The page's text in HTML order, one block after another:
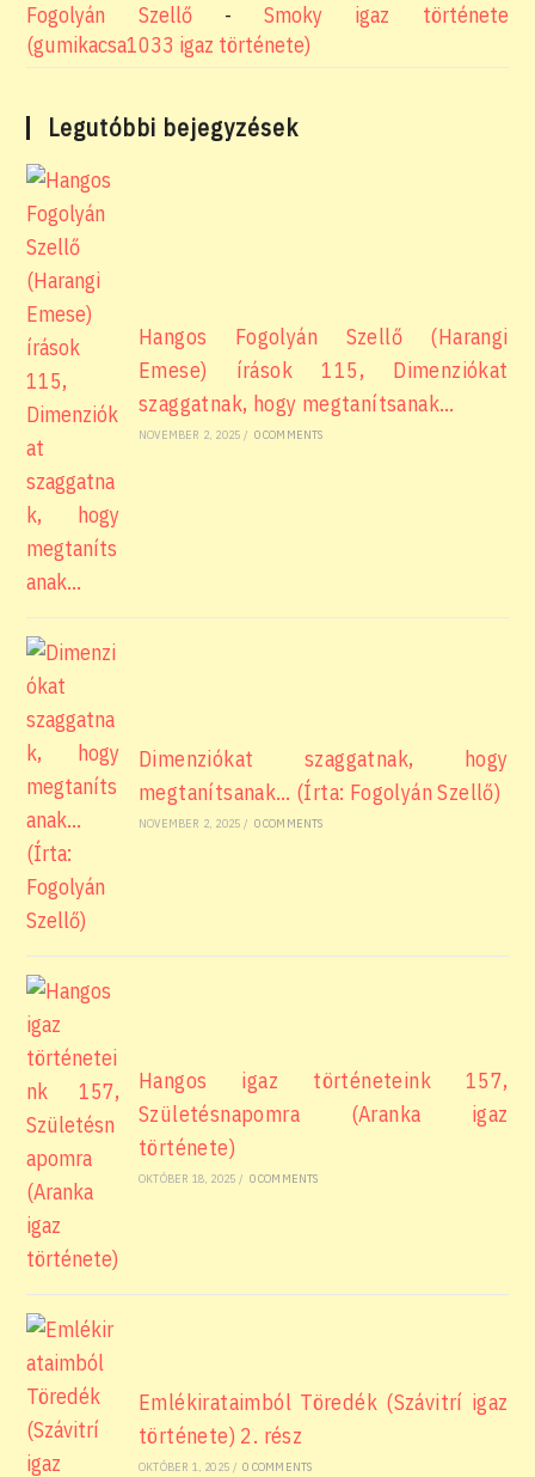
Fogolyán Szellő-Smoky igaz története
(gumikacsa1033 igaz története)
Legutóbbi bejegyzések
Hangos Fogolyán Szellő (Harangi
Emese) írások 115, Dimenziókat
szaggatnak, hogy megtanítsanak…
NOVEMBER 2, 2025 / 0 COMMENTS
Dimenziókat szaggatnak, hogy
megtanítsanak… (Írta: Fogolyán Szellő)
NOVEMBER 2, 2025 / 0 COMMENTS
Hangos igaz történeteink 157,
Születésnapomra (Aranka igaz
története)
OKTÓBER 18, 2025 / 0 COMMENTS
Emlékirataimból Töredék (Szávitrí igaz
története) 2. rész
OKTÓBER 1, 2025 / 0 COMMENTS